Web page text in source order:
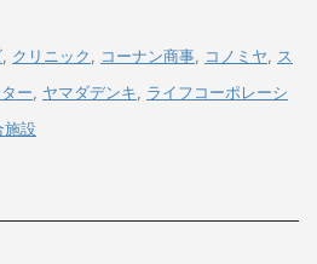
クリニック コーナン商事 コノミヤ
ス
ー ヤマダデンキ
ライフコーポレーシ
施設